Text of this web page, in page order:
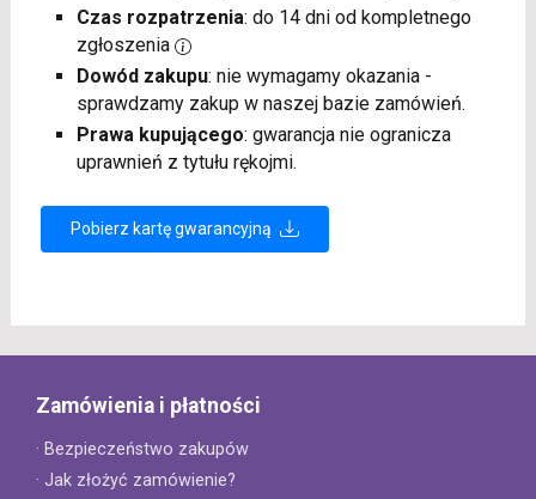
Czas rozpatrzenia: do 14 dni od kompletnego
zgłoszenia
Dowód zakupu: nie wymagamy okazania -
sprawdzamy zakup w naszej bazie zamówień.
Prawa kupującego: gwarancja nie ogranicza
uprawnień z tytułu rękojmi.
Pobierz kartę gwarancyjną
Zamówienia i płatności
· Bezpieczeństwo zakupów
· Jak złożyć zamówienie?